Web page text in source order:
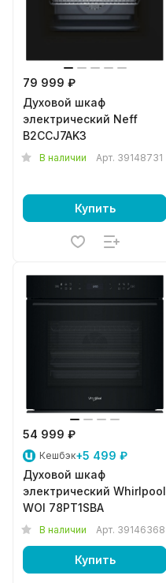
79 999 ₽
Духовой шкаф
электрический Neff
B2CCJ7AK3
В наличии Арт. 39148731
Купить
54 999 ₽
Кешбэк+5 499 ₽
Духовой шкаф
электрический Whirlpool
WOI 78PT1SBA
В наличии Арт. 39146368
Купить